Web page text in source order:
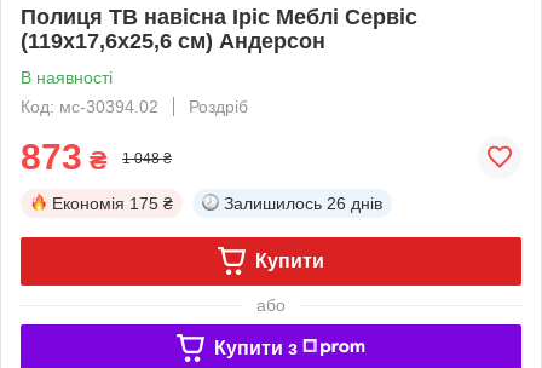
Полиця ТВ навісна Іріс Меблі Сервіс
(119х17,6х25,6 см) Андерсон
В наявності
Код: мс-30394.02
Роздріб
873 ₴ 1 048 ₴
Економія 175 ₴ Залишилось 26 днів
Купити
або
Купити з